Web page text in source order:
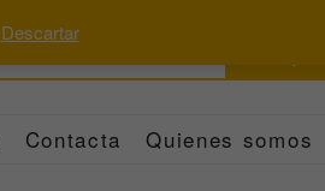
Descartar
Contacta Quienes somos